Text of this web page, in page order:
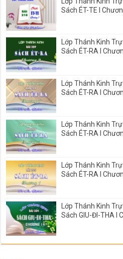
Sách ÉT-TE I
Lớp Thánh Kinh
Sách ÉT-RA I
Lớp Thánh Kinh
Sách ÉT-RA I
Lớp Thánh Kinh
Sách ÉT-RA I
Lớp Thánh Kinh
Sách ÉT-RA I
Lớp Thánh Kinh
Sách GIU-ĐI-THA I